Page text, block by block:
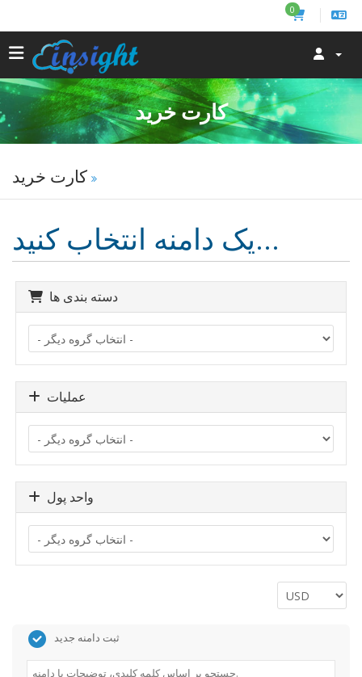
0
کارت خرید
یک دامنه انتخاب کنید...
دسته بندی ها
عملیات
واحد پول
ثبت دامنه جدید